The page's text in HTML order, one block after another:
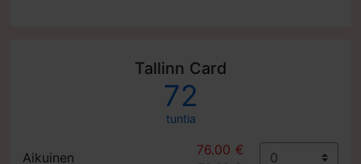
Tallinn Card
72
tuntia
Aikuinen
76.00 €